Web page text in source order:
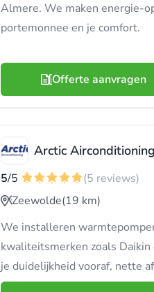
Almere. We maken energie-
portemonnee en je comfort.
Offerte aanvragen
Arctic Airconditioning
5/5
(5 reviews)
Zeewolde(19 km)
We installeren
kwaliteitsmerken zoals
je duidelijkheid vooraf, nette